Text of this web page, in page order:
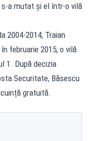
a mutat și el într-o vilă
2004-2014, Traian
februarie 2015, o vilă
1. După decizia
Securitate, Băsescu
gratuită.